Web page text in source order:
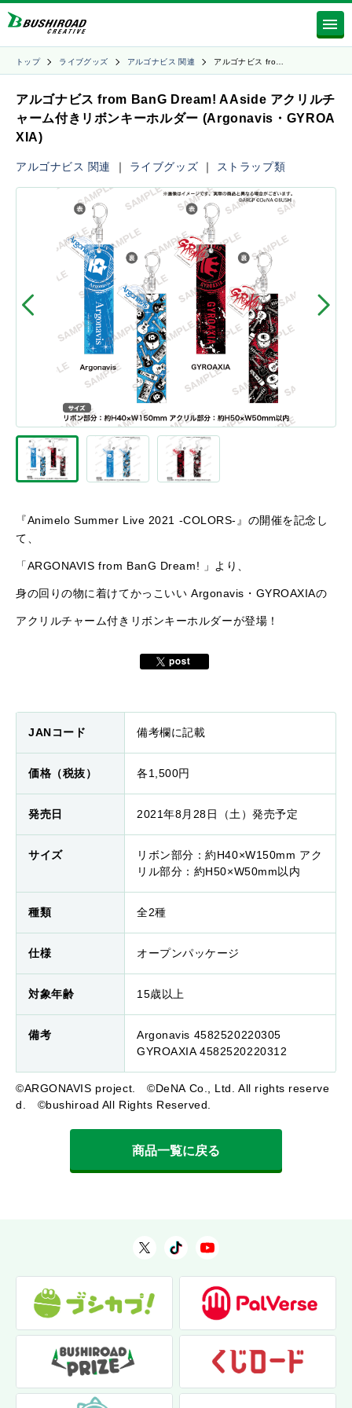
トップ ライブグッズ アルゴナビス 関連 アルゴナビス fro…
アルゴナビス from BanG Dream! AAside アクリルチ
ャーム付きリボンキーホルダー (Argonavis・GYROA
XIA)
アルゴナビス 関連 ｜ ライブグッズ ｜ ストラップ類
『Animelo Summer Live 2021 -COLORS-』の開催を記念し
て、
「ARGONAVIS from BanG Dream! 」より、
身の回りの物に着けてかっこいい Argonavis・GYROAXIAの
アクリルチャーム付きリボンキーホルダーが登場！
JANコード 備考欄に記載
価格（税抜） 各1,500円
発売日 2021年8月28日（土）発売予定
サイズ
リボン部分：約H40×W150mm アク
リル部分：約H50×W50mm以内
種類 全2種
仕様 オープンパッケージ
対象年齢 15歳以上
備考
Argonavis 4582520220305
GYROAXIA 4582520220312
©ARGONAVIS project. ©DeNA Co., Ltd. All rights reserve
d. ©bushiroad All Rights Reserved.
商品一覧に戻る